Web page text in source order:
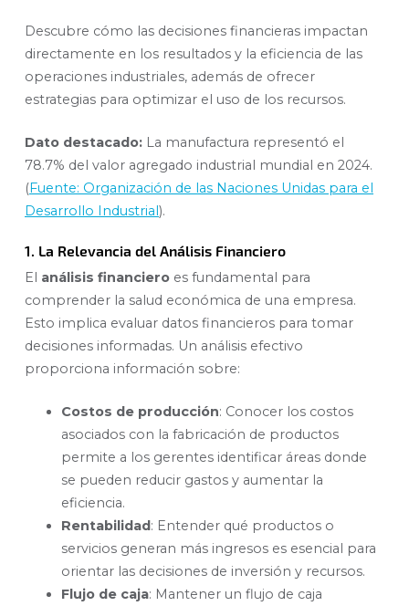
Descubre cómo las decisiones financieras impactan
directamente en los resultados y la eficiencia de las
operaciones industriales, además de ofrecer
estrategias para optimizar el uso de los recursos.
Dato destacado: La manufactura representó el
78.7% del valor agregado industrial mundial en 2024.
(Fuente: Organización de las Naciones Unidas para el
Desarrollo Industrial).
1. La Relevancia del Análisis Financiero
El análisis financiero es fundamental para
comprender la salud económica de una empresa.
Esto implica evaluar datos financieros para tomar
decisiones informadas. Un análisis efectivo
proporciona información sobre:
Costos de producción: Conocer los costos
asociados con la fabricación de productos
permite a los gerentes identificar áreas donde
se pueden reducir gastos y aumentar la
eficiencia.
Rentabilidad: Entender qué productos o
servicios generan más ingresos es esencial para
orientar las decisiones de inversión y recursos.
Flujo de caja: Mantener un flujo de caja